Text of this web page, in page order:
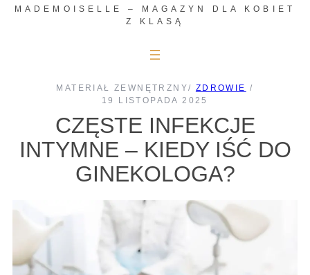
MADEMOISELLE – MAGAZYN DLA KOBIET
Z KLASĄ
MATERIAŁ ZEWNĘTRZNY/ ZDROWIE /
19 LISTOPADA 2025
CZĘSTE INFEKCJE
INTYMNE – KIEDY IŚĆ DO
GINEKOLOGA?